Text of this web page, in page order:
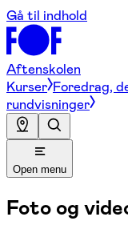
Gå til indhold
Aftenskolen
Kurser Foredrag,
rundvisninger
Open menu
Foto og